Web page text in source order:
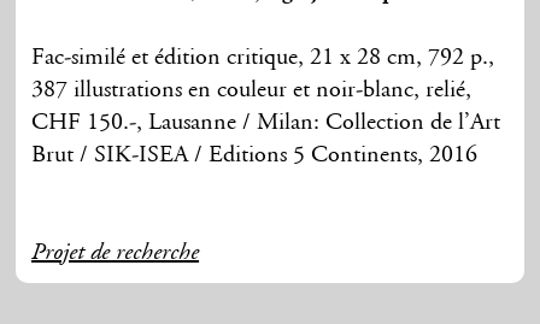
Fac-similé et édition critique, 21 x 28 cm, 792 p.,
387 illustrations en couleur et noir-blanc, relié,
CHF 150.-, Lausanne / Milan: Collection de l’Art
Brut / SIK-ISEA / Editions 5 Continents, 2016
Projet de recherche